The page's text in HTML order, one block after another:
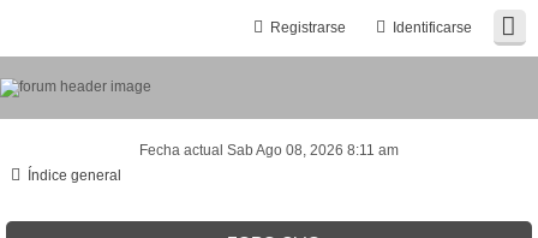
Identificarse
Registrarse
Fecha actual Sab Ago 08, 2026 8:11 am
Índice general